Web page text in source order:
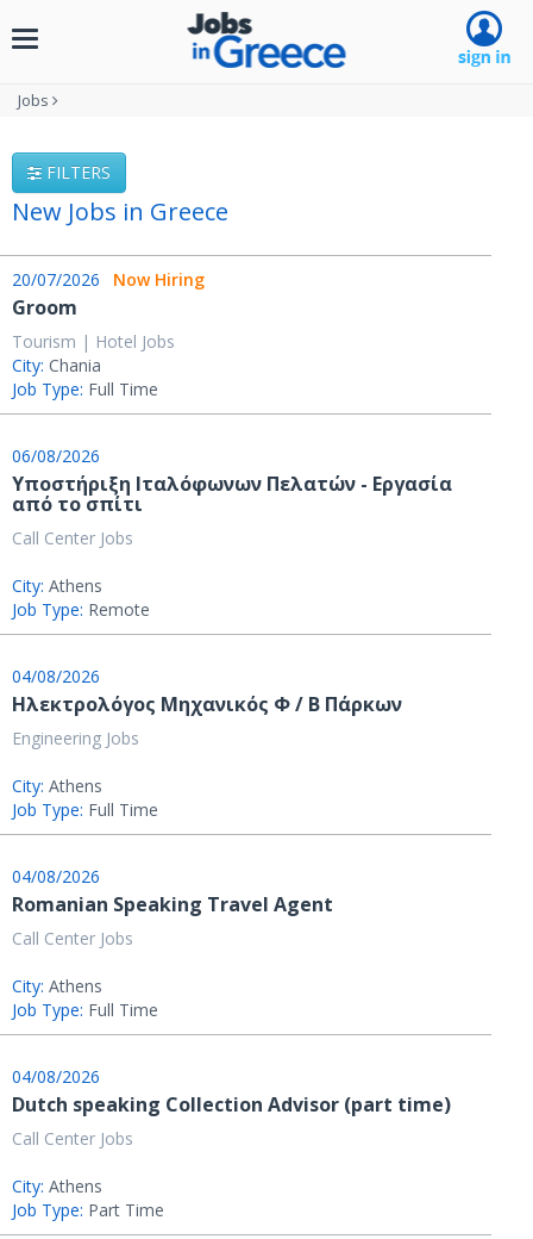
Toggle
Jobs
FILTERS
New Jobs in Greece
20/07/2026 Now Hiring
Groom
Tourism | Hotel Jobs
City: Chania
Job Type: Full Time
06/08/2026
Υποστήριξη Ιταλόφωνων Πελατών - Εργασία
από το σπίτι
Call Center Jobs
City: Athens
Job Type: Remote
04/08/2026
Ηλεκτρολόγος Μηχανικός Φ / Β Πάρκων
Engineering Jobs
City: Athens
Job Type: Full Time
04/08/2026
Romanian Speaking Travel Agent
Call Center Jobs
City: Athens
Job Type: Full Time
04/08/2026
Dutch speaking Collection Advisor (part time)
Call Center Jobs
City: Athens
Job Type: Part Time